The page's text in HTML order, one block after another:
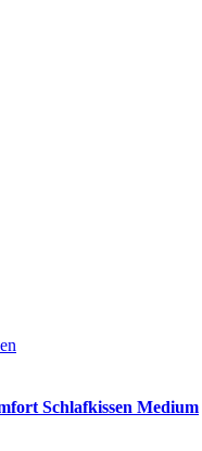
Schlafkissen Medium